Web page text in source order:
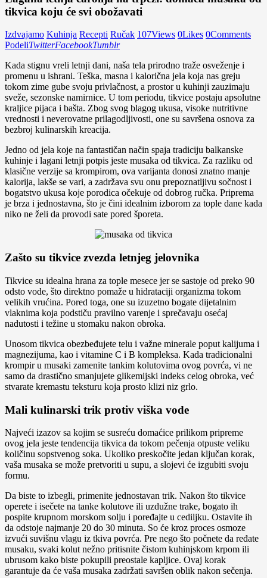
tikvica koju će svi obožavati
Izdvajamo Kuhinja Recepti Ručak 107Views 0Likes 0Comments
PodeliTwitterFacebookTumblr
Kada stignu vreli letnji dani, naša tela prirodno traže osveženje i
promenu u ishrani. Teška, masna i kalorična jela koja nas greju
tokom zime gube svoju privlačnost, a prostor u kuhinji zauzimaju
sveže, sezonske namirnice. U tom periodu, tikvice postaju apsolutne
kraljice pijaca i bašta. Zbog svog blagog ukusa, visoke nutritivne
vrednosti i neverovatne prilagodljivosti, one su savršena osnova za
bezbroj kulinarskih kreacija.
Jedno od jela koje na fantastičan način spaja tradiciju balkanske
kuhinje i lagani letnji potpis jeste musaka od tikvica. Za razliku od
klasične verzije sa krompirom, ova varijanta donosi znatno manje
kalorija, lakše se vari, a zadržava svu onu prepoznatljivu sočnost i
bogatstvo ukusa koje porodica očekuje od dobrog ručka. Priprema
je brza i jednostavna, što je čini idealnim izborom za tople dane kada
niko ne želi da provodi sate pored šporeta.
Zašto su tikvice zvezda letnjeg jelovnika
Tikvice su idealna hrana za tople mesece jer se sastoje od preko 90
odsto vode, što direktno pomaže u hidrataciji organizma tokom
velikih vrućina. Pored toga, one su izuzetno bogate dijetalnim
vlaknima koja podstiču pravilno varenje i sprečavaju osećaj
nadutosti i težine u stomaku nakon obroka.
Unosom tikvica obezbeđujete telu i važne minerale poput kalijuma i
magnezijuma, kao i vitamine C i B kompleksa. Kada tradicionalni
krompir u musaki zamenite tankim kolutovima ovog povrća, vi ne
samo da drastično smanjujete glikemijski indeks celog obroka, već
stvarate kremastu teksturu koja prosto klizi niz grlo.
Mali kulinarski trik protiv viška vode
Najveći izazov sa kojim se susreću domaćice prilikom pripreme
ovog jela jeste tendencija tikvica da tokom pečenja otpuste veliku
količinu sopstvenog soka. Ukoliko preskočite jedan ključan korak,
vaša musaka se može pretvoriti u supu, a slojevi će izgubiti svoju
formu.
Da biste to izbegli, primenite jednostavan trik. Nakon što tikvice
operete i isečete na tanke kolutove ili uzdužne trake, bogato ih
pospite krupnom morskom solju i poređajte u cediljku. Ostavite ih
da odstoje najmanje 20 do 30 minuta. So će kroz proces osmoze
izvući suvišnu vlagu iz tkiva povrća. Pre nego što počnete da ređate
musaku, svaki kolut nežno pritisnite čistom kuhinjskom krpom ili
ubrusom kako biste pokupili preostale kapljice. Ovaj korak
garantuje da će vaša musaka zadržati savršen oblik nakon sečenja.